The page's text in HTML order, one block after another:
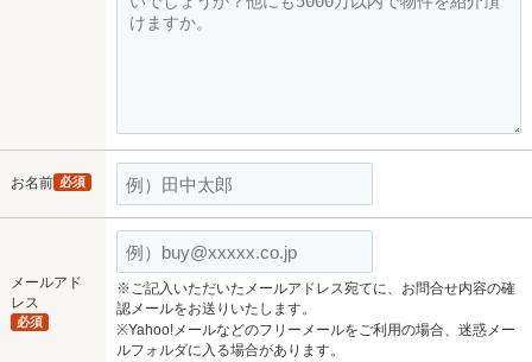
お名前 必須
メールアド
レス
必須
※ご記入いただいたメールアドレス宛てに、お問合せ内容の確
認メールをお送りいたします。
※Yahoo!メールなどのフリーメールをご利用の場合、迷惑メー
ルフォルダに入る場合があります。